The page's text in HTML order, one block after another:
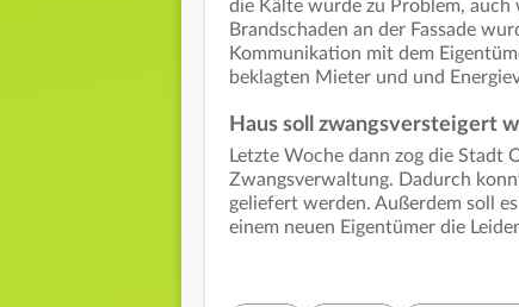
die Kälte wurde zu Problem,
Brandschaden an der Fassade
Kommunikation mit dem
beklagten Mieter und und
Haus soll zwangsversteigert
Letzte Woche dann zog die Stadt
Zwangsverwaltung. Dadurch
geliefert werden. Außerdem soll
einem neuen Eigentümer die